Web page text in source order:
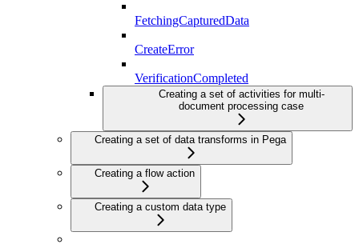
FetchingCapturedData
CreateError
VerificationCompleted
Creating a set of activities for multi-
document processing case
Creating a set of data transforms in Pega
Creating a flow action
Creating a custom data type